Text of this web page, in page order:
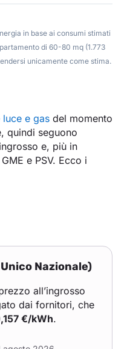
in base ai consumi stimati
di 60-80 mq (1.773
unicamente come stima.
e gas del momento
quindi seguono
e, più in
e PSV. Ecco i
Unico Nazionale)
all’ingrosso
dai fornitori, che
€/kWh.